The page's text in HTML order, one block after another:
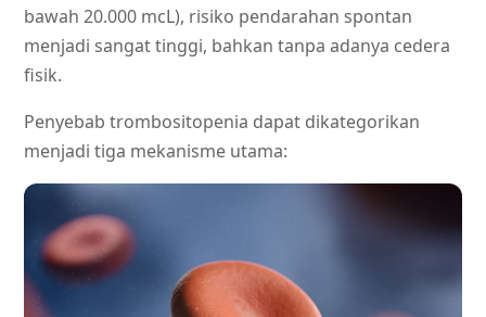
bawah 20.000 mcL), risiko pendarahan spontan
menjadi sangat tinggi, bahkan tanpa adanya cedera
fisik.
Penyebab trombositopenia dapat dikategorikan
menjadi tiga mekanisme utama: